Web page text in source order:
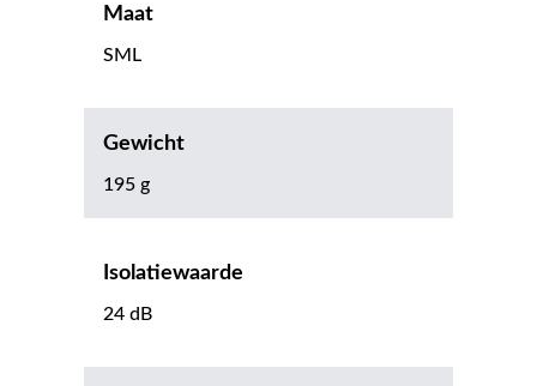
Maat
SML
Gewicht
195 g
Isolatiewaarde
24 dB